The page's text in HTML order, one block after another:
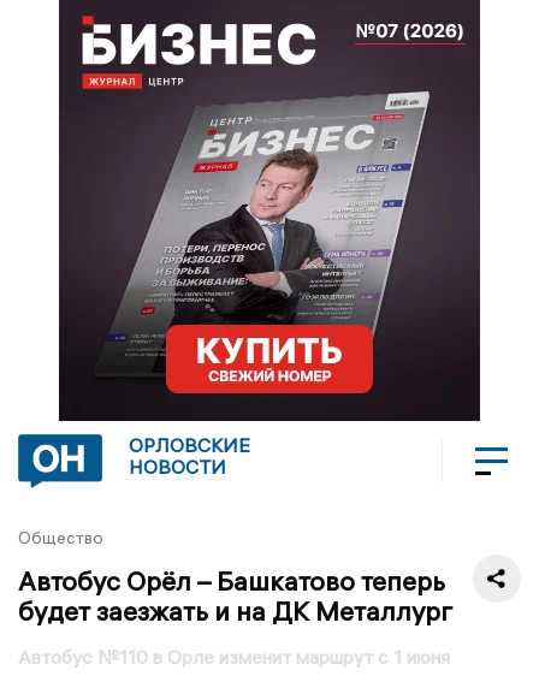
ОРЛОВСКИЕ
НОВОСТИ
Общество
Автобус Орёл – Башкатово теперь
будет заезжать и на ДК Металлург
Автобус №110 в Орле изменит маршрут с 1 июня